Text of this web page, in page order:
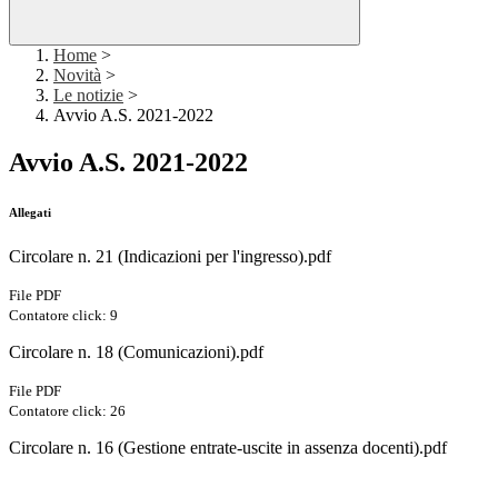
Home >
Novità >
Le notizie >
Avvio A.S. 2021-2022
Avvio A.S. 2021-2022
Allegati
Circolare n. 21 (Indicazioni per l'ingresso).pdf
File PDF
Contatore click: 9
Circolare n. 18 (Comunicazioni).pdf
File PDF
Contatore click: 26
Circolare n. 16 (Gestione entrate-uscite in assenza docenti).pdf